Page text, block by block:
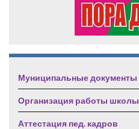
Муниципальные документы
Организация работы школы
Аттестация пед. кадров